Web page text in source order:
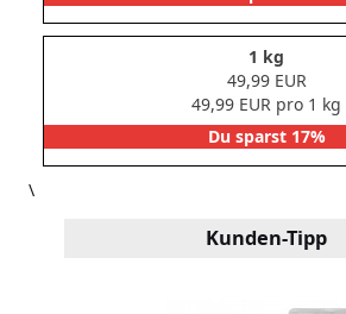
1 kg
49,99 EUR
49,99 EUR pro 1 kg
Du sparst 17%
\
Kunden-Tipp